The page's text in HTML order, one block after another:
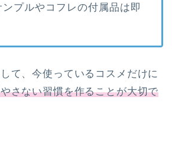
プルやコフレの付属品は即
て、今使っているコスメだけに
さない習慣を作ることが大切で